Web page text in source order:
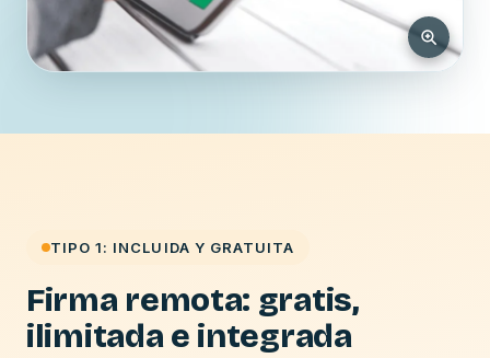
TIPO 1: INCLUIDA Y GRATUITA
Firma remota: gratis,
ilimitada e integrada